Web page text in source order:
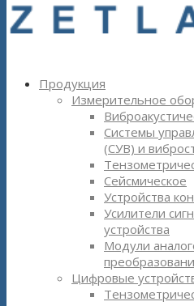
Продукция
Измерительное
Системы
(СУВ) и
Сейсмическое
Устройства
Усилители
устройства
Модули
Цифровые